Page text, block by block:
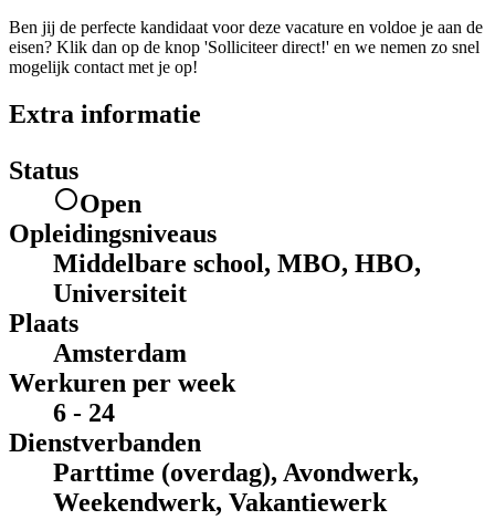
Ben jij de perfecte kandidaat voor deze vacature en voldoe je aan de
eisen? Klik dan op de knop 'Solliciteer direct!' en we nemen zo snel
mogelijk contact met je op!
Extra informatie
Status
Open
Opleidingsniveaus
Middelbare school, MBO, HBO,
Universiteit
Plaats
Amsterdam
Werkuren per week
6 - 24
Dienstverbanden
Parttime (overdag), Avondwerk,
Weekendwerk, Vakantiewerk